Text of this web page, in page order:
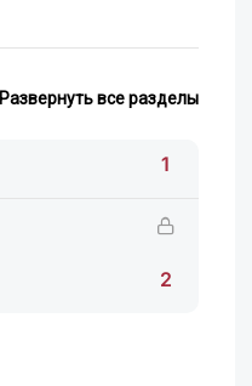
Развернуть все разделы
1
2